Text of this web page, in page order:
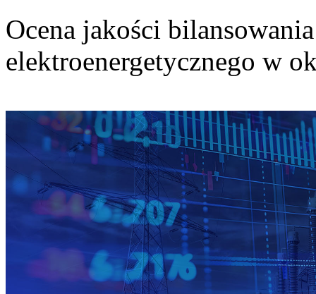
Ocena jakości
elektroenergetycznego w